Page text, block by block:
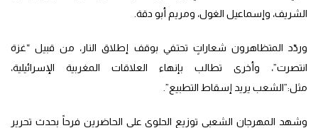
الشريف، وإسماعيل الغول، ومريم أبو دقة.
وردّد المتظاهرون شعاراتٍ تحتفي بوقف إطلاق النار، من قبيل “غزة
انتصرت”، وأخرى تطالب بإنهاء العلاقات المغربية الإسرائيلية،
مثل:”الشعب يريد إسقاط التطبيع”.
وشهد المهرجان الشعبي توزيع الحلوى على الحاضرين فرحاً بحدث تحرير